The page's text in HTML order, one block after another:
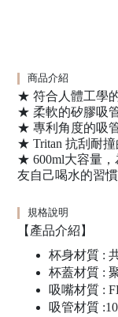
商品介紹
★ 符合人體工學
★ 柔軟的矽膠吸
★ 專利角度的吸
★ Tritan 抗刮耐
★ 600ml大容量，
友自己喝水的習慣
規格說明
【產品介紹】
杯身材質 :
杯蓋材質 :
吸嘴材質 :
吸管材質